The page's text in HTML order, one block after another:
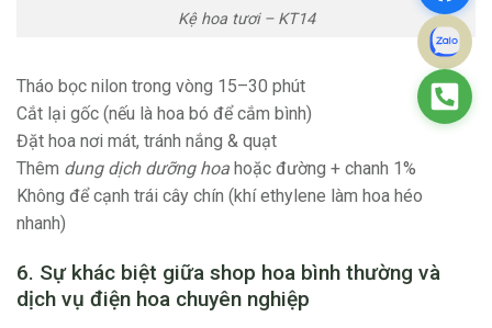
Kệ hoa tươi – KT14
Tháo bọc nilon trong vòng 15–30 phút
Cắt lại gốc (nếu là hoa bó để cắm bình)
Đặt hoa nơi mát, tránh nắng & quạt
Thêm dung dịch dưỡng hoa hoặc đường + chanh 1%
Không để cạnh trái cây chín (khí ethylene làm hoa héo
nhanh)
6. Sự khác biệt giữa shop hoa bình thường và
dịch vụ điện hoa chuyên nghiệp